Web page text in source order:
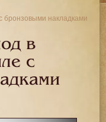
бронзовыми накладками
в
с